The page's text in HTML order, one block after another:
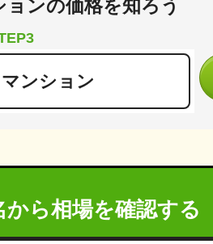
ョンの価格を知ろう
から相場を確認する